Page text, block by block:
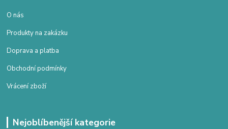
O nás
Produkty na zakázku
Doprava a platba
Obchodní podmínky
Vrácení zboží
Nejoblíbenější kategorie